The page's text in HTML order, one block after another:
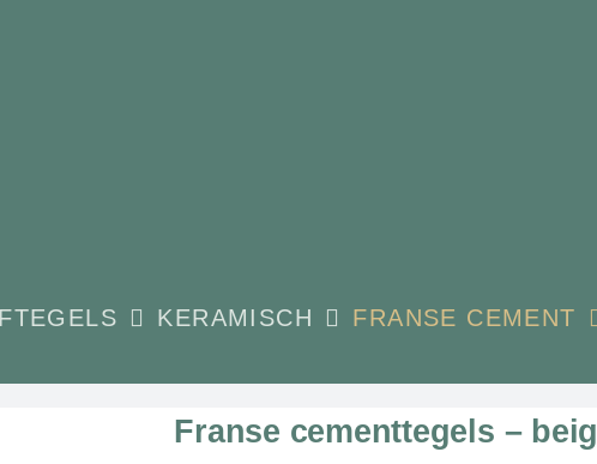
KERAMISCH FRANSE CEMENT
Franse cementtegels –